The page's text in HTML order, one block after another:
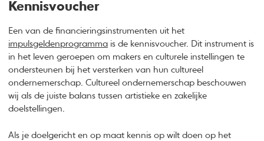
Kennisvoucher
Een van de financieringsinstrumenten uit het
impulsgeldenprogramma is de kennisvoucher. Dit instrument is
in het leven geroepen om makers en culturele instellingen te
ondersteunen bij het versterken van hun cultureel
ondernemerschap. Cultureel ondernemerschap beschouwen
wij als de juiste balans tussen artistieke en zakelijke
doelstellingen.
Als je doelgericht en op maat kennis op wilt doen op het